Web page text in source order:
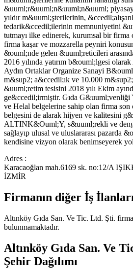
&uuml;r&uuml;n&uuml;n&uuml;
yıldır m&uuml;şterilerinin,
tedarik&ccedil;ilerinin memnuniyetini
tutmayı ilke edinerek, kurumsal bir firma
firma kaşar ve mozzarella peyniri
&ouml;nde gelen &uuml;reticileri
2016 yılında yatırım b&ouml;lgesi
Aydın Ortaklar Organize Sanayi
m&sup2; a&ccedil;ık ve 10.000
&uuml;retim tesisini 2018 yılı Ekim
ge&ccedil;irmiştir. Gıda
ve Helal belgelerine sahip olan firma son
belgesini de alarak hijyen ve kalitesini
ALTINK&Ouml;Y, s&uuml;rekli ve
sağlayıp ulusal ve uluslararası pazarda
kendisine vizyon olarak benimseyerek
Adres :
Karacaoğlan mah.6169 sk. no:12/A
İZMİR
Firmanın diğer İş
Altınköy Gıda San. Ve Tic. Ltd. Şti.
bulunmamaktadır.
Altınköy Gıda San. Ve
Şehir Dağılımı